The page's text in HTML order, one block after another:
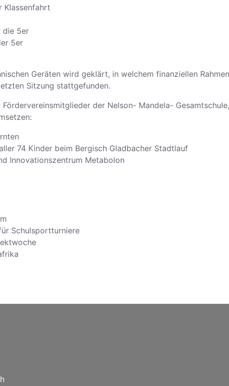
Klassenfahrt
die 5er
5er
Geräten wird geklärt, in welchem finanziellen
Sitzung stattgefunden.
der Nelson- Mandela-
74 Kinder beim Bergisch Gladbacher Stadtlauf
Innovationszentrum Metabolon
Schulsportturniere